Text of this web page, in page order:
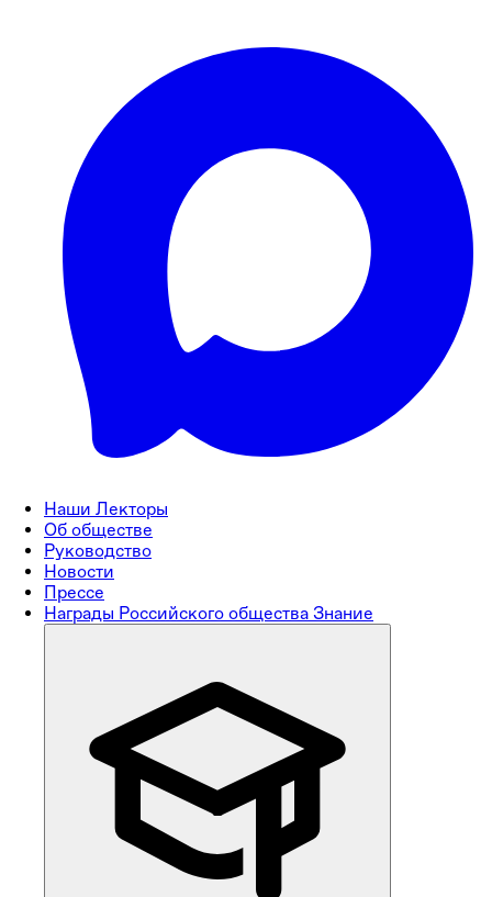
Наши Лекторы
Об обществе
Руководство
Новости
Прессе
Награды Российского общества Знание